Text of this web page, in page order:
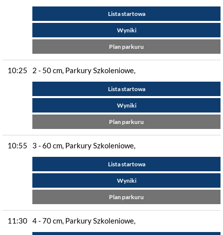
Lista startowa
Wyniki
Plan parkuru
10:25 2 - 50 cm, Parkury Szkoleniowe,
Lista startowa
Wyniki
Plan parkuru
10:55 3 - 60 cm, Parkury Szkoleniowe,
Lista startowa
Wyniki
Plan parkuru
11:30 4 - 70 cm, Parkury Szkoleniowe,